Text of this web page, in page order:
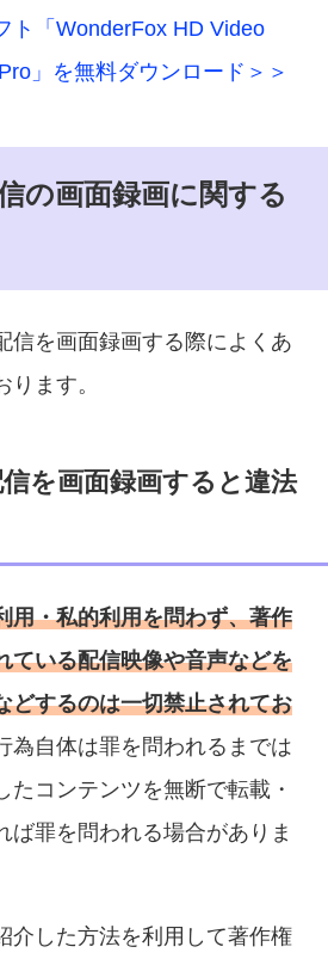
ト「WonderFox HD Video
」を無料ダウンロード＞＞
の画面録画に関する
信を画面録画する際によくあ
ります。
を画面録画すると違法
用・私的利用を問わず、著作
ている配信映像や音声などを
どするのは一切禁止されてお
為自体は罪を問われるまでは
たコンテンツを無断で転載・
ば罪を問われる場合がありま
介した方法を利用して著作権